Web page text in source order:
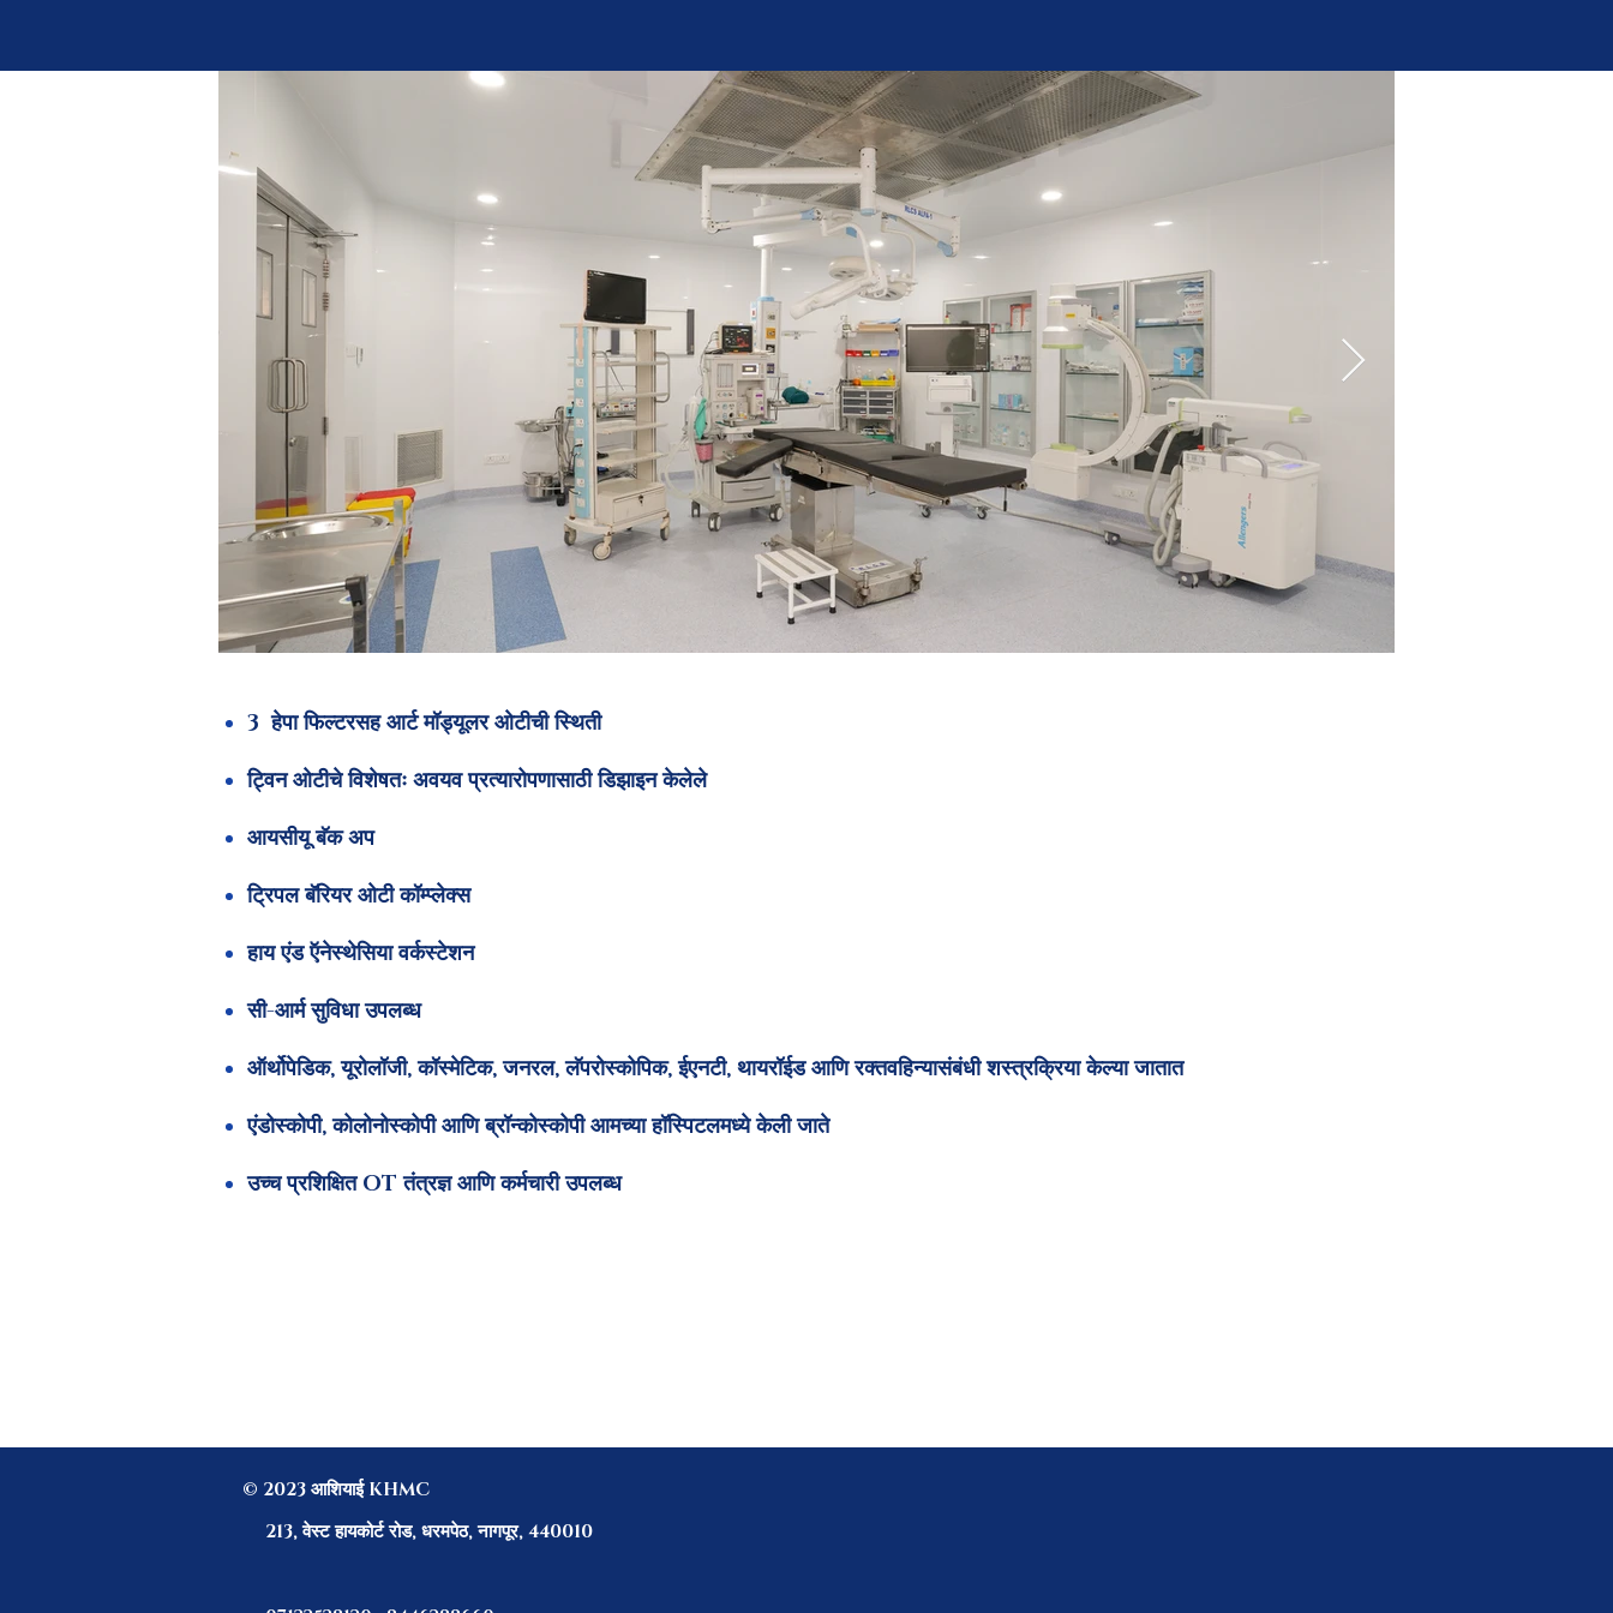
3 हेपा फिल्टरसह आर्ट मॉड्यूलर ओटीची स्थिती
ट्विन ओटीचे विशेषतः अवयव प्रत्यारोपणासाठी डिझाइन केलेले
आयसीयू बॅक अप
ट्रिपल बॅरियर ओटी कॉम्प्लेक्स
हाय एंड ऍनेस्थेसिया वर्कस्टेशन
सी-आर्म सुविधा उपलब्ध
ऑर्थोपेडिक, यूरोलॉजी, कॉस्मेटिक, जनरल, लॅपरोस्कोपिक, ईएनटी, थायरॉईड आणि रक्तवहिन्यासंबंधी शस्त्रक्रिया केल्या जातात
एंडोस्कोपी, कोलोनोस्कोपी आणि ब्रॉन्कोस्कोपी आमच्या हॉस्पिटलमध्ये केली जाते​
उच्च प्रशिक्षित OT तंत्रज्ञ आणि कर्मचारी उपलब्ध
© 2023 आशियाई KHMC
213, वेस्ट हायकोर्ट रोड, धरमपेठ, नागपूर, 440010